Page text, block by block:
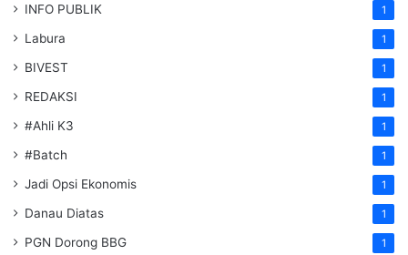
INFO PUBLIK 1
Labura 1
BIVEST 1
REDAKSI 1
#Ahli K3 1
#Batch 1
Jadi Opsi Ekonomis 1
Danau Diatas 1
PGN Dorong BBG 1